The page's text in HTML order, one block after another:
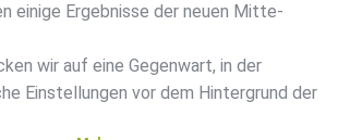
einige Ergebnisse der neuen Mitte-
wir auf eine Gegenwart, in der
Einstellungen vor dem Hintergrund der